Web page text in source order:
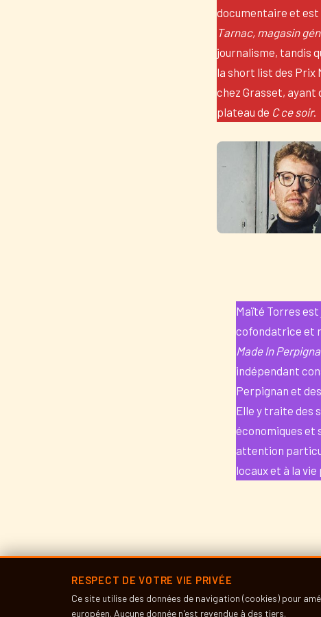
documentaire et est
Tarnac, magasin
journalisme, tandis
la short list des Prix
chez Grasset, ayant
plateau de C ce soir.
Maïté Torres
cofondatrice et
Made In
indépendant
Perpignan et
Elle y traite des
économiques et
attention
locaux et à la
POUR Y ALLER:
RESPECT DE VOTRE VIE PRIVÉE
Ce site utilise des données de navigation (cookies) pour
européen. Aucune donnée n'est revendue à des tiers.